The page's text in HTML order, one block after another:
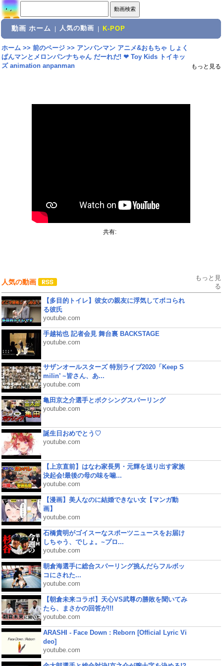
動画 ホーム 人気の動画 K-POP
ホーム>> 前のページ>> アンパンマン アニメ&おもちゃ しょく
ぱんマンとメロンパンナちゃん だーれだ! ❤ Toy Kids トイキッ
ズ animation anpanman
もっと見る
共有:
人気の動画
もっと見
る
【多目的トイレ】彼女の親友に浮気してボコられ
る彼氏
youtube.com
手越祐也 記者会見 舞台裏 BACKSTAGE
youtube.com
サザンオールスターズ 特別ライブ2020「Keep S
milin’ ~皆さん、あ...
youtube.com
亀田京之介選手とボクシングスパーリング
youtube.com
誕生日おめでとう♡
youtube.com
【上京直前】はなわ家長男・元輝を送り出す家族
決起会!最後の母の味を噛...
youtube.com
【漫画】美人なのに結婚できない女【マンガ動
画】
youtube.com
石橋貴明がゴイスーなスポーツニュースをお届け
しちゃう、でしょ。~プロ...
youtube.com
朝倉海選手に総合スパーリング挑んだらフルボッ
コにされた...
youtube.com
【朝倉未来コラボ】天心VS武尊の勝敗を聞いてみ
たら、まさかの回答が!!!
youtube.com
ARASHI - Face Down : Reborn [Official Lyric Vi
deo]
youtube.com